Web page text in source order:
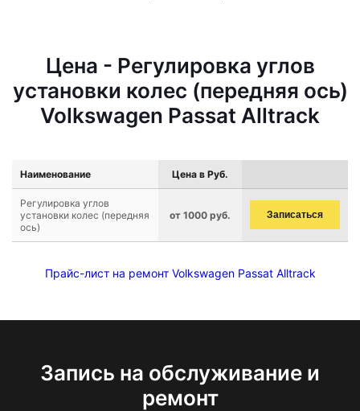
Цена - Регулировка углов
установки колес (передняя ось)
Volkswagen Passat Alltrack
Наименование Цена в Руб.
Регулировка углов
установки колес (передняя
ось)
от 1000 руб. Записаться
Прайс-лист на ремонт Volkswagen Passat Alltrack
Запись на обслуживание и
ремонт